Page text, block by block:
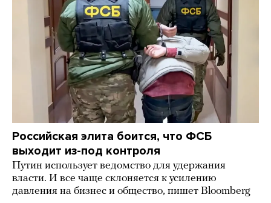
Российская элита боится, что ФСБ
выходит из-под контроля
Путин использует ведомство для удержания
власти. И все чаще склоняется к усилению
давления на бизнес и общество, пишет Bloomberg